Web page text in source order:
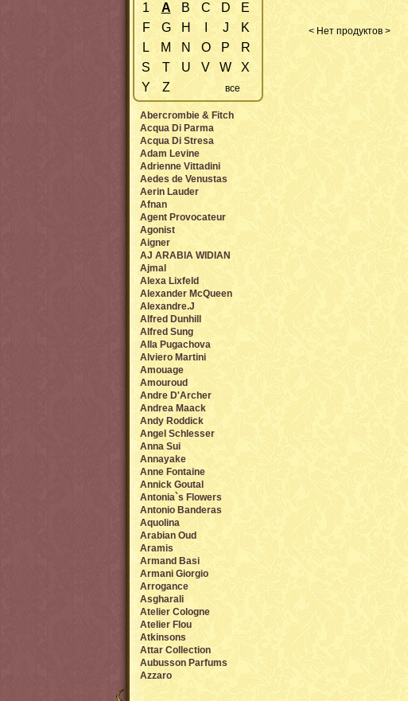
< Нет продуктов >
1 A B C D
E
F
G H J
K
L
M N O P
R
S
T U V W
X
Y
Z все
Abercrombie & Fitch
Acqua Di Parma
Acqua Di Stresa
Adam Levine
Adrienne Vittadini
Aedes de Venustas
Aerin Lauder
Afnan
Agent Provocateur
Agonist
Aigner
AJ ARABIA WIDIAN
Ajmal
Alexa Lixfeld
Alexander McQueen
Alexandre.J
Alfred Dunhill
Alfred Sung
Alla Pugachova
Alviero Martini
Amouage
Amouroud
Andre D'Archer
Andrea Maack
Andy Roddick
Angel Sсhlesser
Anna Sui
Annayake
Anne Fontaine
Annick Goutal
Antonia`s Flowers
Antonio Banderas
Aquolina
Arabian Oud
Aramis
Armand Basi
Armani Giorgio
Arrogance
Asgharali
Atelier Cologne
Atelier Flou
Atkinsons
Attar Collection
Aubusson Parfums
Azzaro